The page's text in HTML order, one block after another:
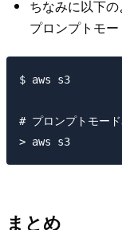
ちなみに以下の
プロンプトモー
$ aws s3
# プロンプトモー
まとめ